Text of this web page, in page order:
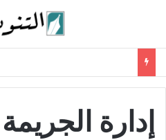
إدارة الجريمة